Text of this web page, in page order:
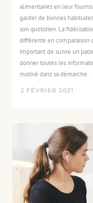
alimentaires en leur
garder de bonnes
son quotidien. La
différente en comparaison
important de suivre un
donner toutes les
motivé dans sa démarche.
2 FÉVRIER 2021